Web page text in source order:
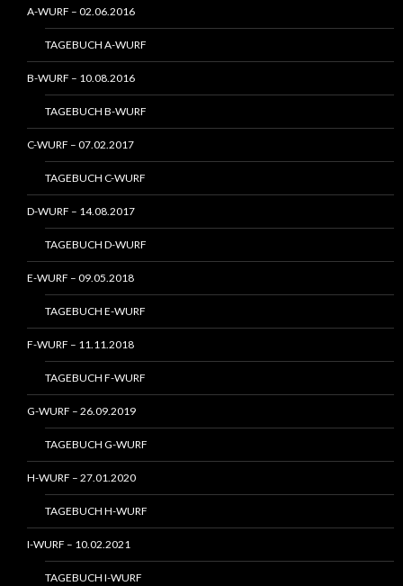
A-WURF – 02.06.2016
TAGEBUCH A-WURF
B-WURF – 10.08.2016
TAGEBUCH B-WURF
C-WURF – 07.02.2017
TAGEBUCH C-WURF
D-WURF – 14.08.2017
TAGEBUCH D-WURF
E-WURF – 09.05.2018
TAGEBUCH E-WURF
F-WURF – 11.11.2018
TAGEBUCH F-WURF
G-WURF – 26.09.2019
TAGEBUCH G-WURF
H-WURF – 27.01.2020
TAGEBUCH H-WURF
I-WURF – 10.02.2021
TAGEBUCH I-WURF